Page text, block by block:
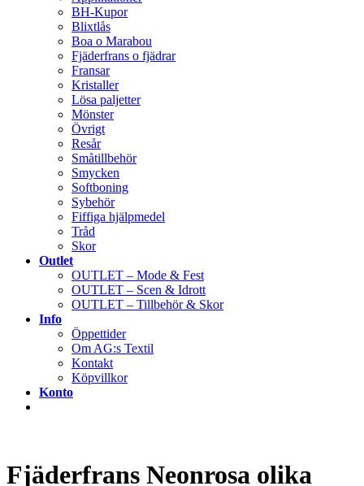
BH-Kupor
Blixtlås
Boa o Marabou
Fjäderfrans o fjädrar
Fransar
Kristaller
Lösa paljetter
Mönster
Övrigt
Resår
Småtillbehör
Smycken
Softboning
Sybehör
Fiffiga hjälpmedel
Tråd
Skor
Outlet
OUTLET – Mode & Fest
OUTLET – Scen & Idrott
OUTLET – Tillbehör & Skor
Info
Öppettider
Om AG:s Textil
Kontakt
Köpvillkor
Konto
Fjäderfrans Neonrosa olika